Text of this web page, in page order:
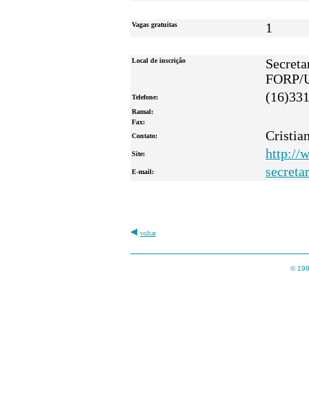
Vagas gratuitas 1
Local de inscrição
FORP/
Telefone:
Ramal:
Fax:
Contato:
Site: http://
E-mail:
voltar
©